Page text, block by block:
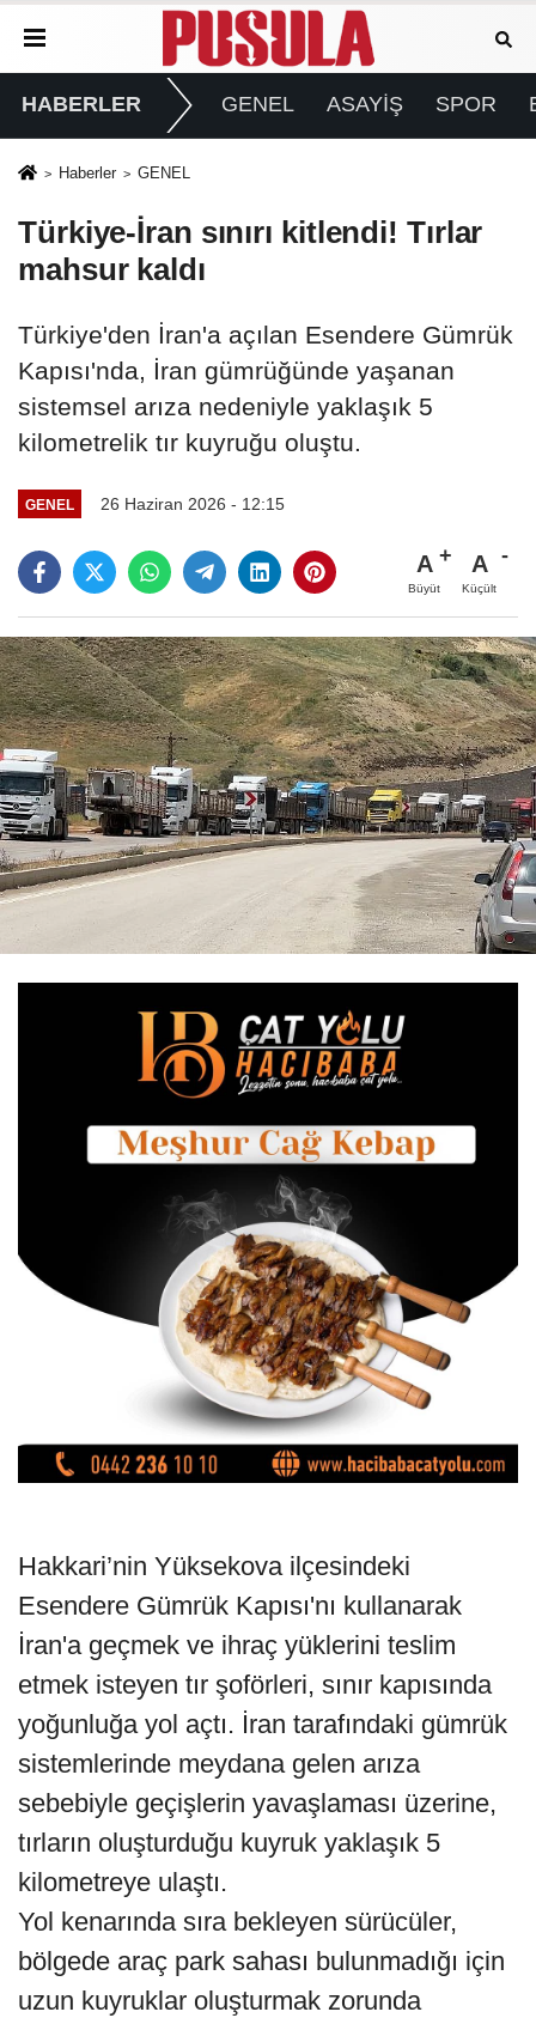
HABERLER GENEL ASAYİŞ SPOR
Haberler GENEL
Türkiye-İran sınırı kitlendi! Tırlar
mahsur kaldı
Türkiye'den İran'a açılan Esendere Gümrük
Kapısı'nda, İran gümrüğünde yaşanan
sistemsel arıza nedeniyle yaklaşık 5
kilometrelik tır kuyruğu oluştu.
GENEL 26 Haziran 2026 - 12:15
A
Büyüt
A
Küçült
Hakkari’nin Yüksekova ilçesindeki
Esendere Gümrük Kapısı'nı kullanarak
İran'a geçmek ve ihraç yüklerini teslim
etmek isteyen tır şoförleri, sınır kapısında
yoğunluğa yol açtı. İran tarafındaki gümrük
sistemlerinde meydana gelen arıza
sebebiyle geçişlerin yavaşlaması üzerine,
tırların oluşturduğu kuyruk yaklaşık 5
kilometreye ulaştı.
Yol kenarında sıra bekleyen sürücüler,
bölgede araç park sahası bulunmadığı için
uzun kuyruklar oluşturmak zorunda